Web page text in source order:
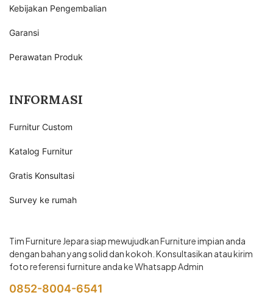
Kebijakan Pengembalian
Garansi
Perawatan Produk
INFORMASI
Furnitur Custom
Katalog Furnitur
Gratis Konsultasi
Survey ke rumah
Tim Furniture Jepara siap mewujudkan Furniture impian anda
dengan bahan yang solid dan kokoh. Konsultasikan atau kirim
foto referensi furniture anda ke Whatsapp Admin
0852-8004-6541